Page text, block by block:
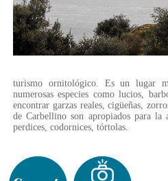
turismo ornitológico. Es un lugar
numerosas especies como lucios,
encontrar garzas reales, cigüeñas,
de Carbellino son apropiados para la
perdices, codornices, tórtolas.